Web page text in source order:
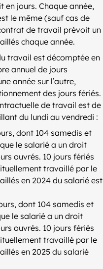
jours. Chaque année,
le même (sauf cas de
de travail prévoit un
chaque année.
travail est décomptée en
annuel de jours
année sur l’autre,
des jours fériés.
de travail est de
du lundi au vendredi :
dont 104 samedis et
le salarié a un droit
ouvrés. 10 jours fériés
travaillé par le
en 2024 du salarié est
dont 104 samedis et
le salarié a un droit
ouvrés. 10 jours fériés
travaillé par le
en 2025 du salarié